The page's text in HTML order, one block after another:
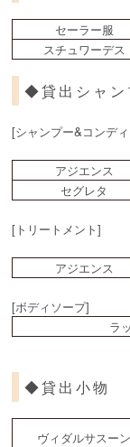
セーラー服
スチュワーデス
◆貸出シャン
[シャンプー&コンデ
アジエンス
セグレタ
[トリートメント]
アジエンス
[ボディソープ]
ラ
◆貸出小物
ヴィダルサスーン